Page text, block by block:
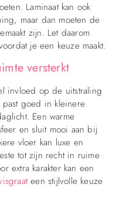
Laminaat kan ook
maar dan moeten de
zijn. Let daarom
je een keuze maakt.
versterkt
invloed op de uitstraling
goed in kleinere
Een warme
en sluit mooi aan bij
vloer kan luxe en
tot zijn recht in ruime
extra karakter kan een
een stijlvolle keuze